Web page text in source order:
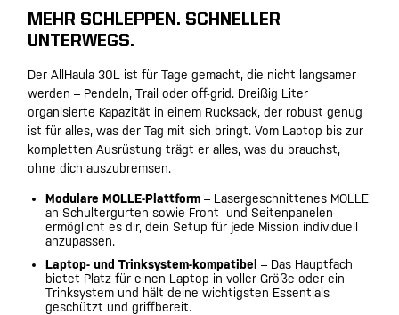
MEHR SCHLEPPEN. SCHNELLER
UNTERWEGS.
Der AllHaula 30L ist für Tage gemacht, die nicht langsamer
werden – Pendeln, Trail oder off-grid. Dreißig Liter
organisierte Kapazität in einem Rucksack, der robust genug
ist für alles, was der Tag mit sich bringt. Vom Laptop bis zur
kompletten Ausrüstung trägt er alles, was du brauchst,
ohne dich auszubremsen.
Modulare MOLLE-Plattform – Lasergeschnittenes MOLLE
an Schultergurten sowie Front- und Seitenpanelen
ermöglicht es dir, dein Setup für jede Mission individuell
anzupassen.
Laptop- und Trinksystem-kompatibel – Das Hauptfach
bietet Platz für einen Laptop in voller Größe oder ein
Trinksystem und hält deine wichtigsten Essentials
geschützt und griffbereit.